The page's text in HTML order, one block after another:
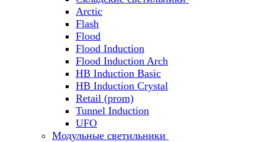
Arctic
Flash
Flood
Flood Induction
Flood Induction Arch
HB Induction Basic
HB Induction Crystal
Retail (prom)
Tunnel Induction
UFO
Модульные светильники